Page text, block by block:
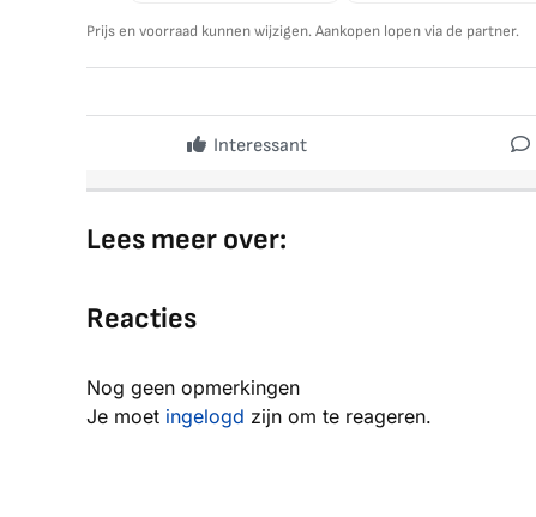
Prijs en voorraad kunnen wijzigen. Aankopen lopen via de partner.
Interessant
Lees meer over:
Reacties
Nog geen opmerkingen
Je moet ingelogd zijn om te reageren.